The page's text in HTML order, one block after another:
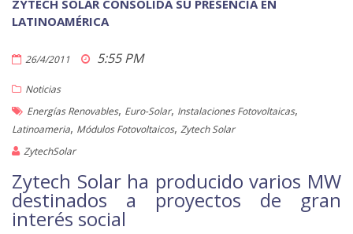
ZYTECH SOLAR CONSOLIDA SU PRESENCIA EN
LATINOAMÉRICA
26/4/2011 5:55 PM
Noticias
Energías Renovables, Euro-Solar, Instalaciones Fotovoltaicas,
Latinoameria, Módulos Fotovoltaicos, Zytech Solar
ZytechSolar
Zytech Solar ha producido varios MW
destinados a proyectos de gran
interés social